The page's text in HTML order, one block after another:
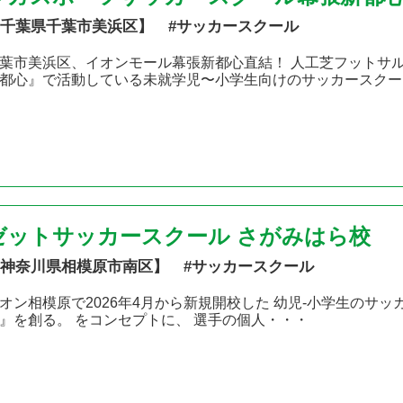
葉県千葉市美浜区】 #サッカースクール
市美浜区、イオンモール幕張新都心直結！ 人工芝フットサ
心』で活動している未就学児〜小学生向けのサッカースク
ットサッカースクール さがみはら校
奈川県相模原市南区】 #サッカースクール
ン相模原で2026年4月から新規開校した 幼児-小学生のサッ
を創る。 をコンセプトに、 選手の個人・・・